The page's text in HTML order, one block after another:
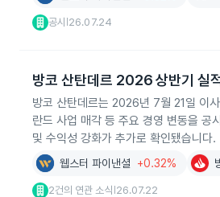
공시 26.07.24
방코 산탄데르 2026 상반기 실
방코 산탄데르는 2026년 7월 21일 이
란드 사업 매각 등 주요 경영 변동을
및 수익성 강화가 추가로 확인됐습니다.
웹스터 파이낸셜 +0.32%
2건의 연관 소식 26.07.22